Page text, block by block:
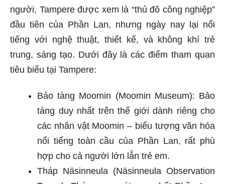
người, Tampere được xem là “thủ đô công nghiệp”
đầu tiên của Phần Lan, nhưng ngày nay lại nổi
tiếng với nghệ thuật, thiết kế, và không khí trẻ
trung, sáng tạo. Dưới đây là các điểm tham quan
tiêu biểu tại Tampere:
Bảo tàng Moomin (Moomin Museum): Bảo
tàng duy nhất trên thế giới dành riêng cho
các nhân vật Moomin – biểu tượng văn hóa
nổi tiếng toàn cầu của Phần Lan, rất phù
hợp cho cả người lớn lẫn trẻ em.
Tháp Näsinneula (Näsinneula Observation